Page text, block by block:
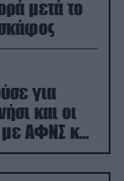
μετά το
για
και οι
ΑΦΝΣ και